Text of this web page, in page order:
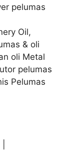
pelumas
Oil,
& oli
oli Metal
pelumas
Pelumas